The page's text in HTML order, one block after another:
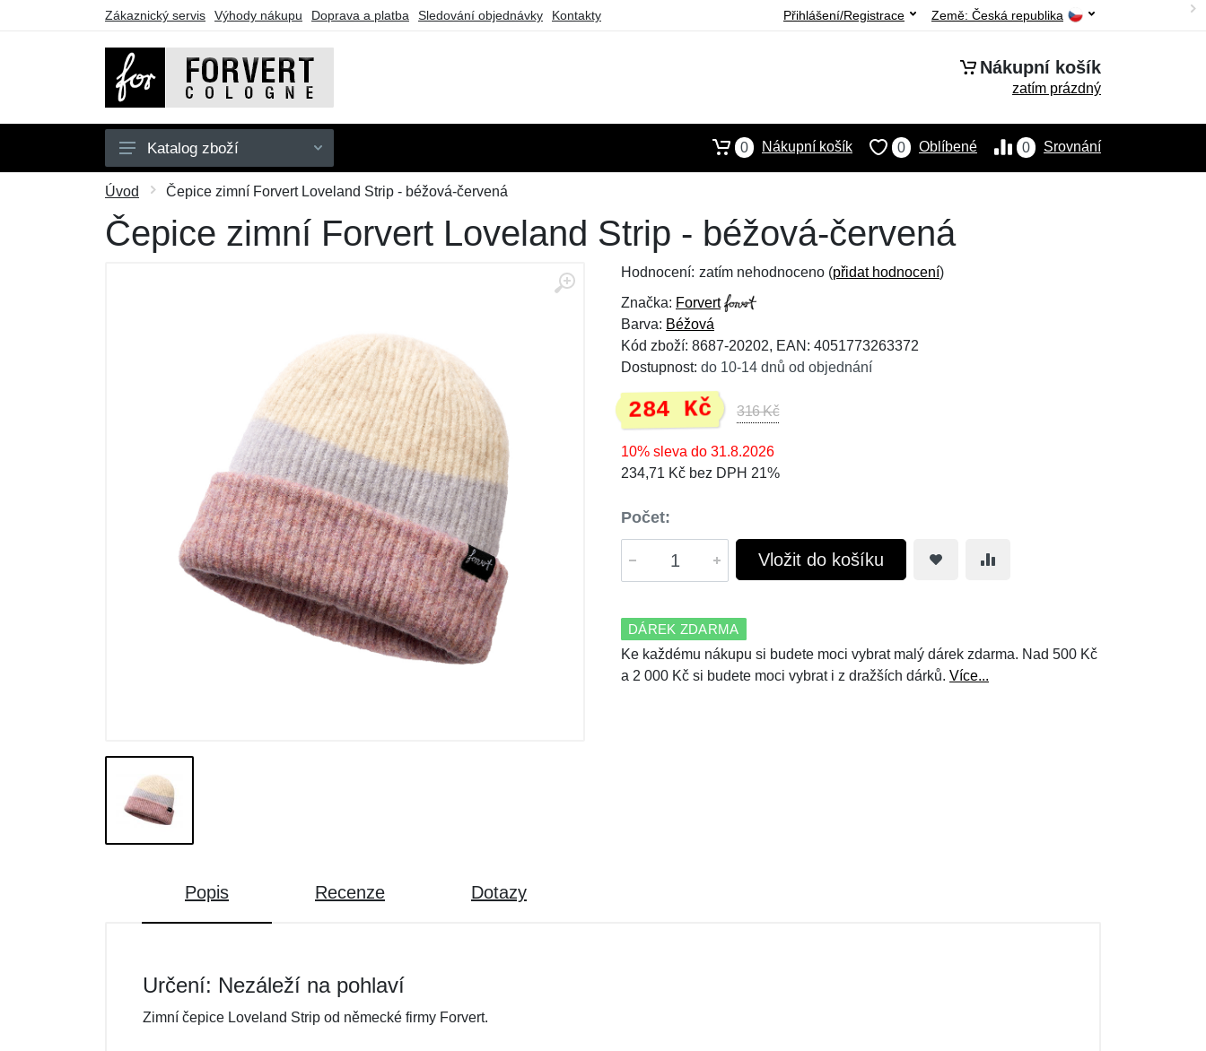
Zákaznický servis Výhody nákupu Doprava a platba Sledování objednávky Kontakty Země: Česká republika
Přihlášení/Registrace
Nákupní košík
zatím prázdný
Střední batohy
Velké batohy
Ledvinky
Katalog zboží 0 Srovnání
0 Oblíbené
0 Nákupní košík
Úvod Čepice zimní Forvert Loveland Strip - béžová-červená
Čepice zimní Forvert Loveland Strip - béžová-červená
Hodnocení: zatím nehodnoceno (přidat hodnocení)
Značka: Forvert
Barva: Béžová
Kód zboží: 8687-20202, EAN: 4051773263372
Dostupnost: do 10-14 dnů od objednání
284 Kč 316 Kč
10% sleva do 31.8.2026
234,71 Kč bez DPH 21%
Počet:
Vložit do košíku
DÁREK ZDARMA
Ke každému nákupu si budete moci vybrat malý dárek zdarma. Nad 500 Kč
a 2 000 Kč si budete moci vybrat i z dražších dárků. Více...
Popis Recenze Dotazy
Určení: Nezáleží na pohlaví
Zimní čepice Loveland Strip od německé firmy Forvert.